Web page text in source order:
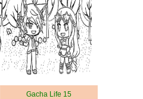
Gacha Life 15